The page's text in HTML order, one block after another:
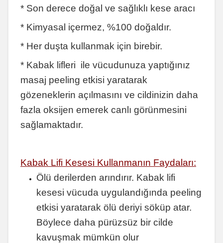
* Son derece doğal ve sağlıklı kese aracı
* Kimyasal içermez, %100 doğaldır.
* Her duşta kullanmak için birebir.
* Kabak lifleri ile vücudunuza yaptığınız
masaj peeling etkisi yaratarak
gözeneklerin açılmasını ve cildinizin daha
fazla oksijen emerek canlı görünmesini
sağlamaktadır.
Kabak Lifi Kesesi Kullanmanın Faydaları:
Ölü derilerden arındırır. Kabak lifi
kesesi vücuda uygulandığında peeling
etkisi yaratarak ölü deriyi söküp atar.
Böylece daha pürüzsüz bir cilde
kavuşmak mümkün olur